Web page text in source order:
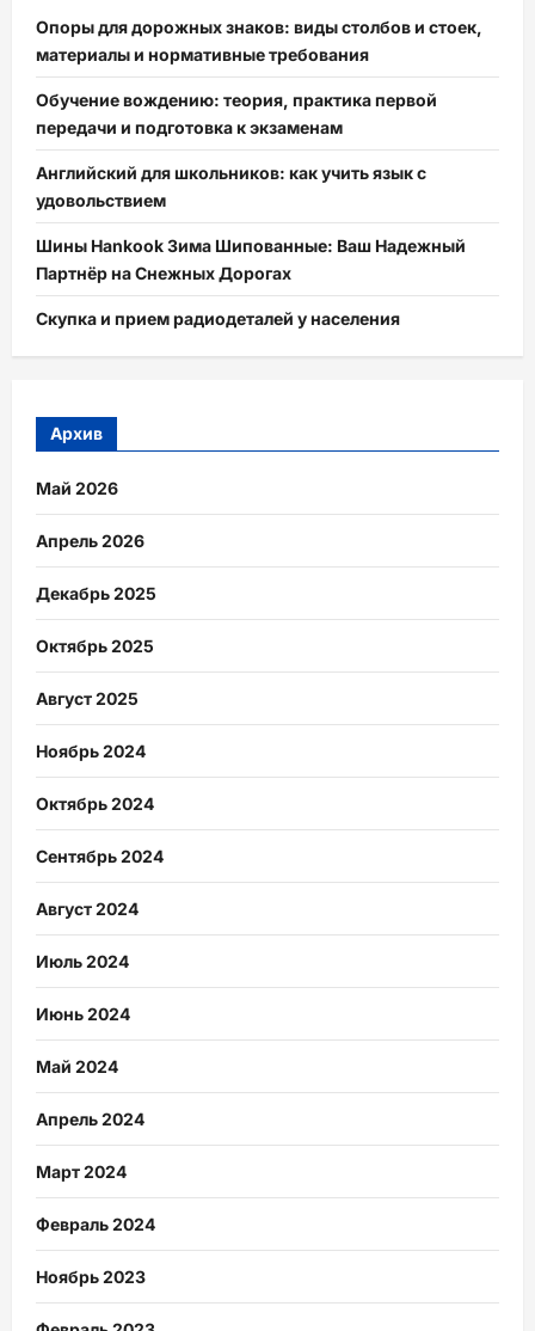
Опоры для дорожных знаков: виды столбов и стоек,
материалы и нормативные требования
Обучение вождению: теория, практика первой
передачи и подготовка к экзаменам
Английский для школьников: как учить язык с
удовольствием
Шины Hankook Зима Шипованные: Ваш Надежный
Партнёр на Снежных Дорогах
Скупка и прием радиодеталей у населения
Архив
Май 2026
Апрель 2026
Декабрь 2025
Октябрь 2025
Август 2025
Ноябрь 2024
Октябрь 2024
Сентябрь 2024
Август 2024
Июль 2024
Июнь 2024
Май 2024
Апрель 2024
Март 2024
Февраль 2024
Ноябрь 2023